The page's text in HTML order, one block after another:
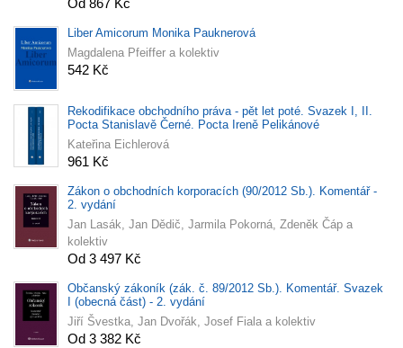
Od 867 Kč
Liber Amicorum Monika Pauknerová
Magdalena Pfeiffer a kolektiv
542 Kč
Rekodifikace obchodního práva - pět let poté. Svazek I, II.
Pocta Stanislavě Černé. Pocta Ireně Pelikánové
Kateřina Eichlerová
961 Kč
Zákon o obchodních korporacích (90/2012 Sb.). Komentář -
2. vydání
Jan Lasák, Jan Dědič, Jarmila Pokorná, Zdeněk Čáp a
kolektiv
Od 3 497 Kč
Občanský zákoník (zák. č. 89/2012 Sb.). Komentář. Svazek
I (obecná část) - 2. vydání
Jiří Švestka, Jan Dvořák, Josef Fiala a kolektiv
Od 3 382 Kč